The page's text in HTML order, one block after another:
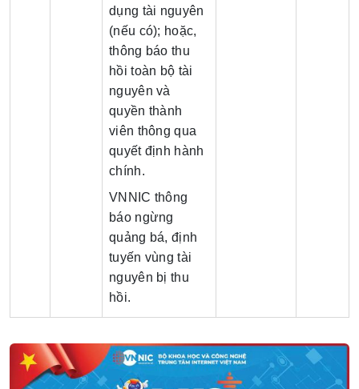
dụng tài nguyên
(nếu có); hoặc,
thông báo thu
hồi toàn bộ tài
nguyên và
quyền thành
viên thông qua
quyết định hành
chính.
VNNIC thông
báo ngừng
quảng bá, định
tuyến vùng tài
nguyên bị thu
hồi.